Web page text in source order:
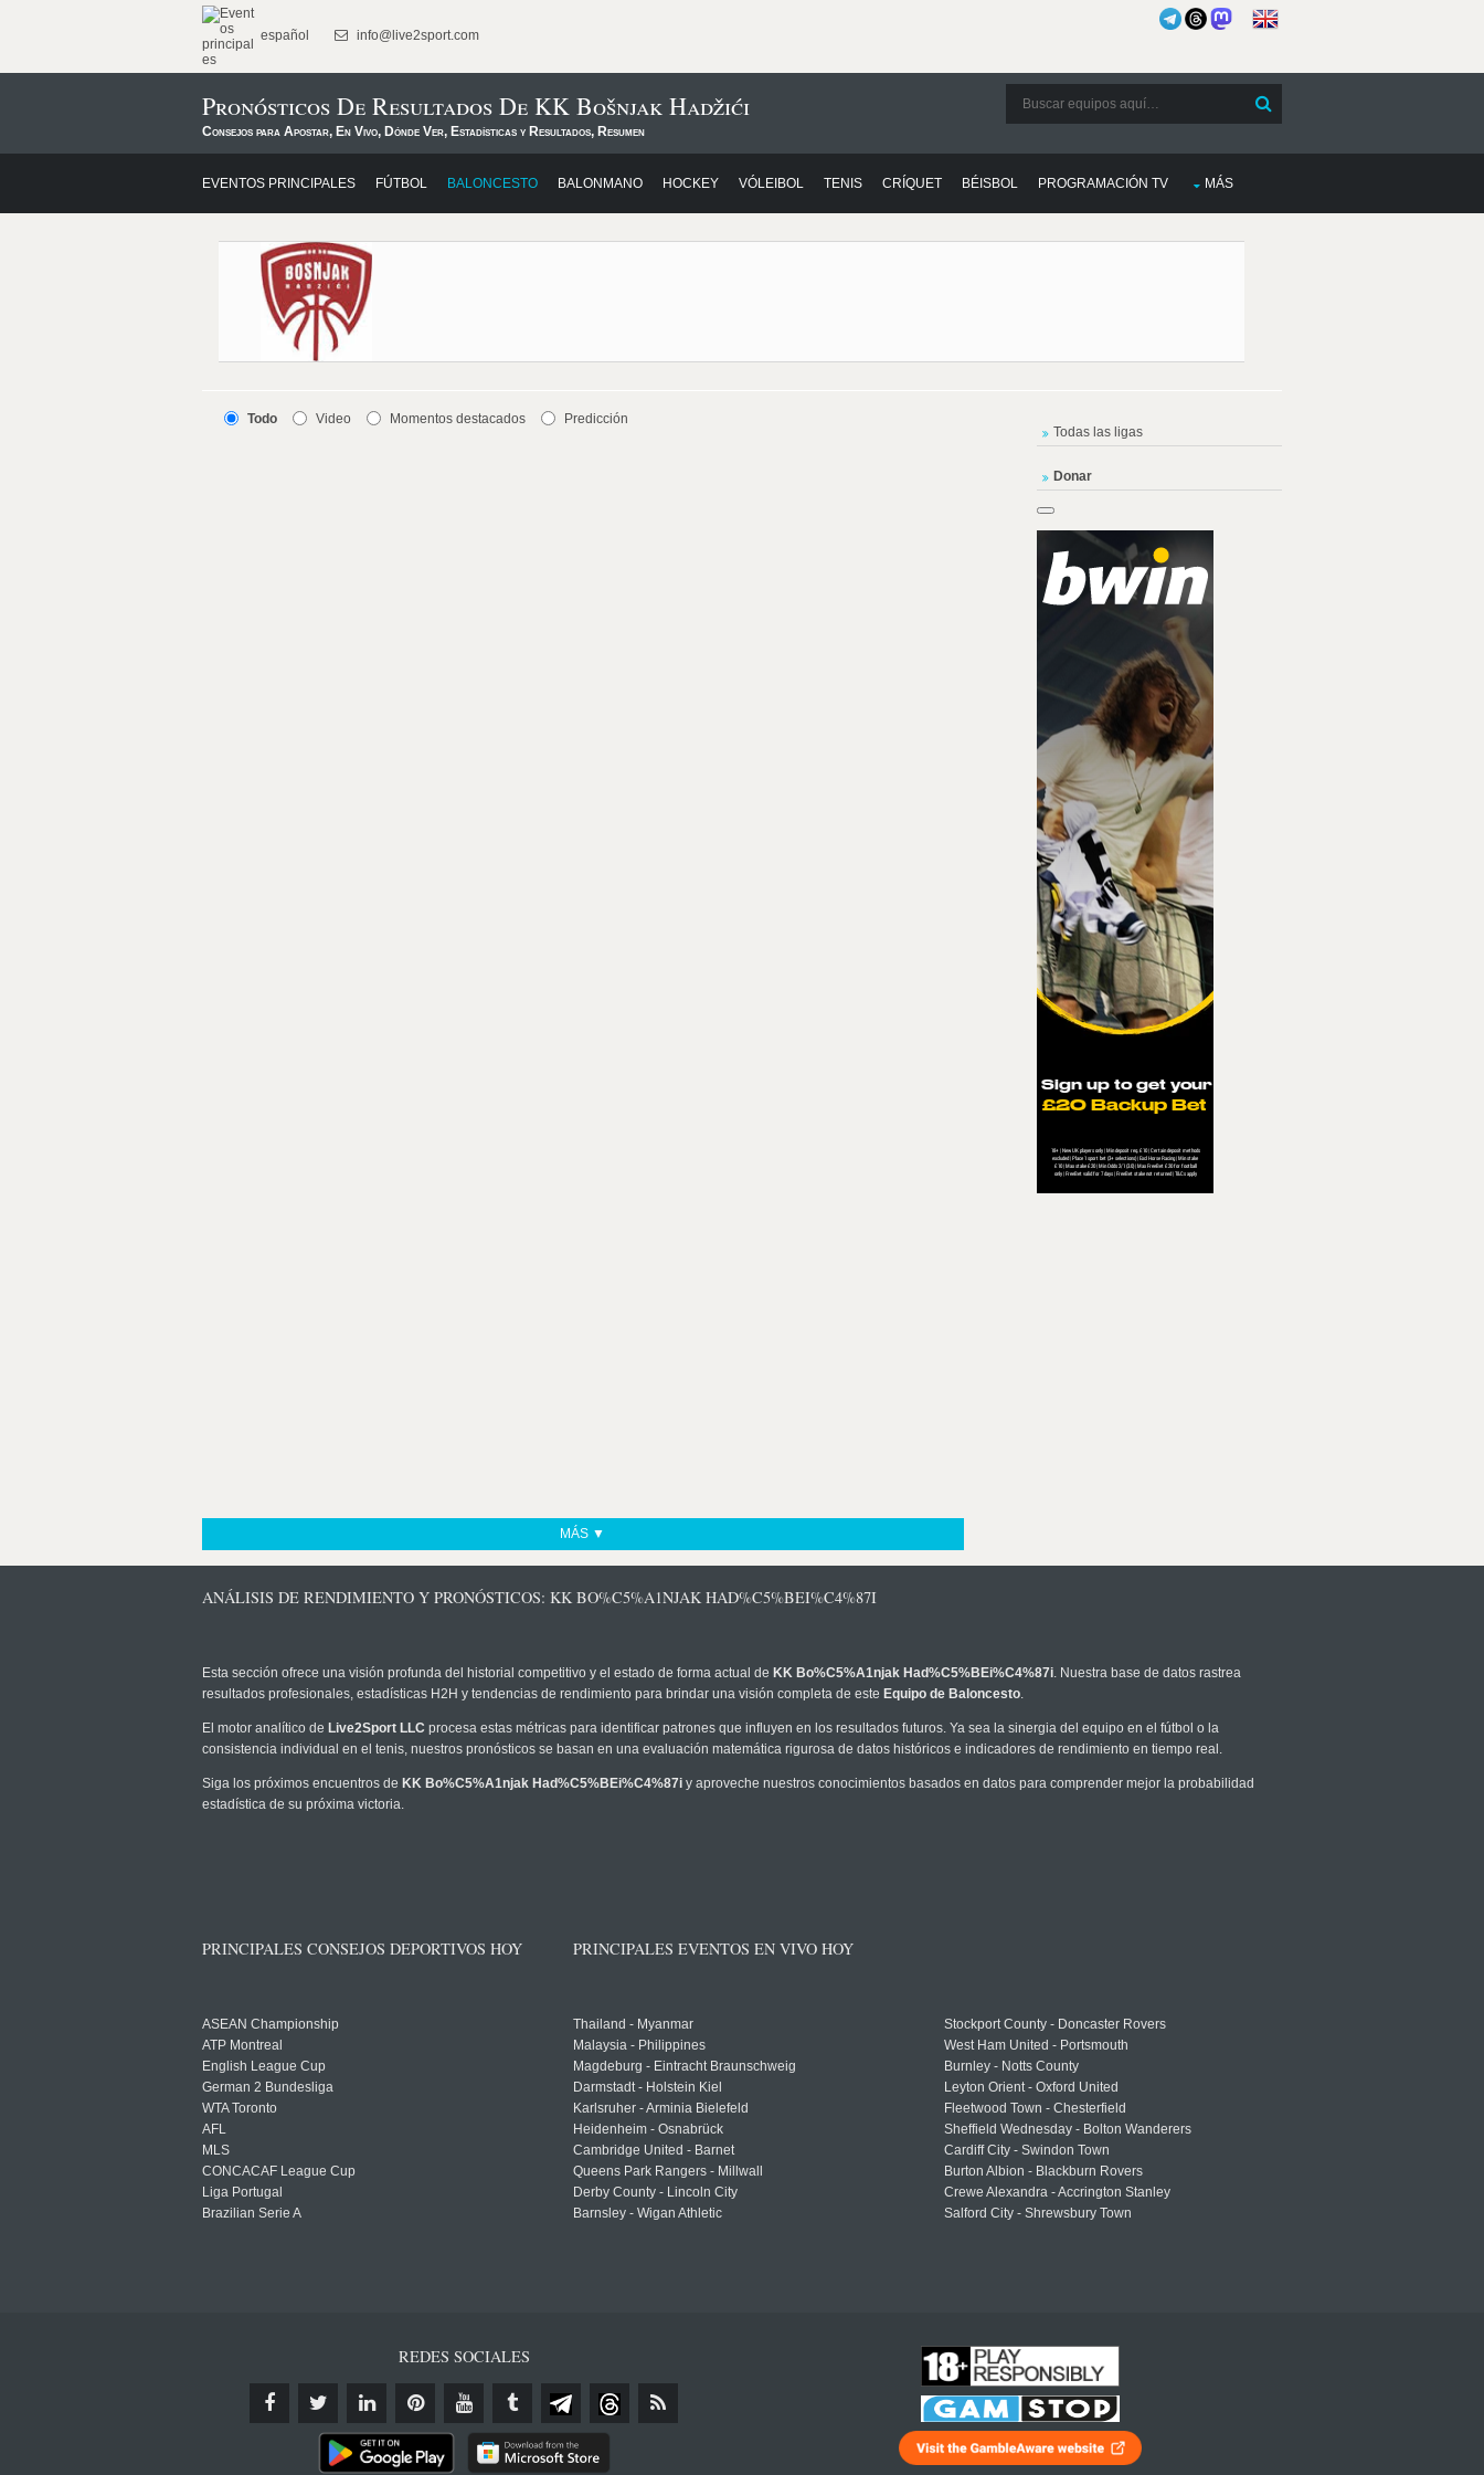
español info@live2sport.com
Pronósticos De Resultados De KK Bošnjak Hadžići
Consejos para Apostar, En Vivo, Dónde Ver, Estadísticas y Resultados, Resumen
EVENTOS PRINCIPALES FÚTBOL BALONCESTO BALONMANO HOCKEY VÓLEIBOL TENIS CRÍQUET BÉISBOL PROGRAMACIÓN TV MÁS
Todo Video Momentos destacados Predicción
MÁS ▼
Todas las ligas
Donar
ANÁLISIS DE RENDIMIENTO Y PRONÓSTICOS: KK BO%C5%A1NJAK HAD%C5%BEI%C4%87I
Esta sección ofrece una visión profunda del historial competitivo y el estado de forma actual de KK Bo%C5%A1njak Had%C5%BEi%C4%87i. Nuestra base de datos rastrea
resultados profesionales, estadísticas H2H y tendencias de rendimiento para brindar una visión completa de este Equipo de Baloncesto.
El motor analítico de Live2Sport LLC procesa estas métricas para identificar patrones que influyen en los resultados futuros. Ya sea la sinergia del equipo en el fútbol o la
consistencia individual en el tenis, nuestros pronósticos se basan en una evaluación matemática rigurosa de datos históricos e indicadores de rendimiento en tiempo real.
Siga los próximos encuentros de KK Bo%C5%A1njak Had%C5%BEi%C4%87i y aproveche nuestros conocimientos basados en datos para comprender mejor la probabilidad
estadística de su próxima victoria.
PRINCIPALES CONSEJOS DEPORTIVOS HOY
ASEAN Championship
ATP Montreal
English League Cup
German 2 Bundesliga
WTA Toronto
AFL
MLS
CONCACAF League Cup
Liga Portugal
Brazilian Serie A
PRINCIPALES EVENTOS EN VIVO HOY
Thailand - Myanmar
Malaysia - Philippines
Magdeburg - Eintracht Braunschweig
Darmstadt - Holstein Kiel
Karlsruher - Arminia Bielefeld
Heidenheim - Osnabrück
Cambridge United - Barnet
Queens Park Rangers - Millwall
Derby County - Lincoln City
Barnsley - Wigan Athletic
Stockport County - Doncaster Rovers
West Ham United - Portsmouth
Burnley - Notts County
Leyton Orient - Oxford United
Fleetwood Town - Chesterfield
Sheffield Wednesday - Bolton Wanderers
Cardiff City - Swindon Town
Burton Albion - Blackburn Rovers
Crewe Alexandra - Accrington Stanley
Salford City - Shrewsbury Town
REDES SOCIALES